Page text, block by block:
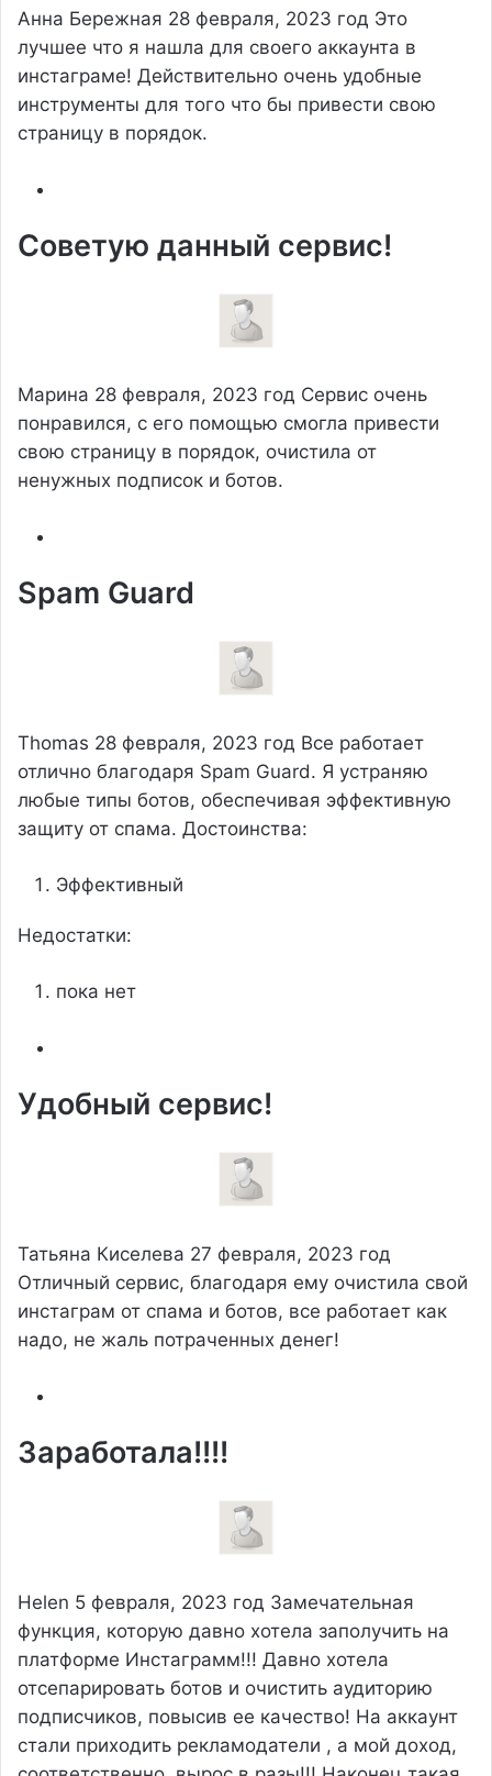
Анна Бережная 28 февраля, 2023 год Это
лучшее что я нашла для своего аккаунта в
инстаграме! Действительно очень удобные
инструменты для того что бы привести свою
страницу в порядок.
Советую данный сервис!
Марина 28 февраля, 2023 год Сервис очень
понравился, с его помощью смогла привести
свою страницу в порядок, очистила от
ненужных подписок и ботов.
Spam Guard
Thomas 28 февраля, 2023 год Все работает
отлично благодаря Spam Guard. Я устраняю
любые типы ботов, обеспечивая эффективную
защиту от спама. Достоинства:
Эффективный
Недостатки:
пока нет
Удобный сервис!
Татьяна Киселева 27 февраля, 2023 год
Отличный сервис, благодаря ему очистила свой
инстаграм от спама и ботов, все работает как
надо, не жаль потраченных денег!
Заработала!!!!
Helen 5 февраля, 2023 год Замечательная
функция, которую давно хотела заполучить на
платформе Инстаграмм!!! Давно хотела
отсепарировать ботов и очистить аудиторию
подписчиков, повысив ее качество! На аккаунт
стали приходить рекламодатели , а мой доход,